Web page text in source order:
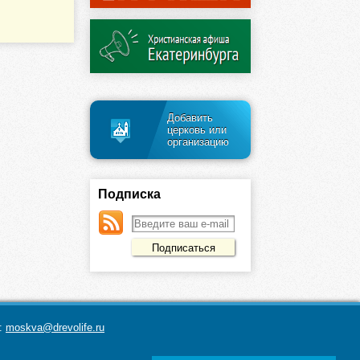
Добавить
церковь или
организацию
Подписка
moskva@drevolife.ru